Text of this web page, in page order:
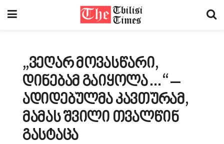
„ვეღარ მოვასწარი,
დინებამ გაიყოლა…“ –
ადიდებულმა კავთურამ,
მამას შვილი თვალწინ
გასტაცა